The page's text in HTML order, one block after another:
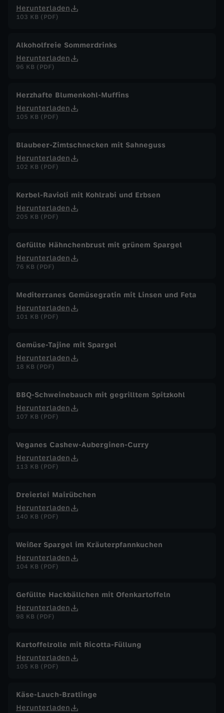
Herunterladen
103 KB (PDF)
Alkoholfreie Sommerdrinks
Herunterladen
96 KB (PDF)
Herzhafte Blumenkohl-Muffins
Herunterladen
105 KB (PDF)
Blaubeer-Zimtschnecken mit Sahneguss
Herunterladen
102 KB (PDF)
Kerbel-Ravioli mit Kohlrabi und Erbsen
Herunterladen
205 KB (PDF)
Gefüllte Hähnchenbrust mit grünem Spargel
Herunterladen
76 KB (PDF)
Mediterranes Gemüsegratin mit Linsen und Feta
Herunterladen
101 KB (PDF)
Gemüse-Tajine mit Spargel
Herunterladen
18 KB (PDF)
BBQ-Schweinebauch mit gegrilltem Spitzkohl
Herunterladen
107 KB (PDF)
Veganes Cashew-Auberginen-Curry
Herunterladen
113 KB (PDF)
Dreierlei Mairübchen
Herunterladen
140 KB (PDF)
Weißer Spargel im Kräuterpfannkuchen
Herunterladen
104 KB (PDF)
Gefüllte Hackbällchen mit Ofenkartoffeln
Herunterladen
98 KB (PDF)
Kartoffelrolle mit Ricotta-Füllung
Herunterladen
105 KB (PDF)
Käse-Lauch-Bratlinge
Herunterladen